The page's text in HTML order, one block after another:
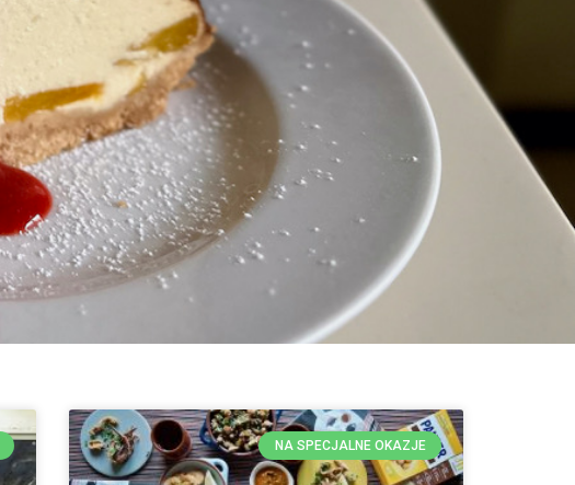
NA SPECJALNE OKAZJE